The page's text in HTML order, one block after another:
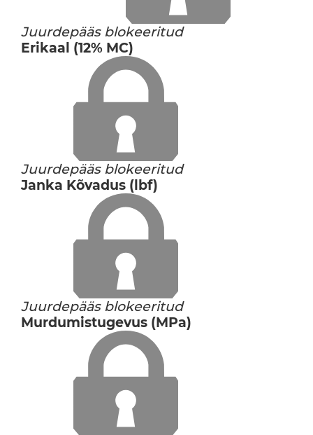
Juurdepääs blokeeritud
Erikaal (12% MC)
Juurdepääs blokeeritud
Janka Kõvadus (lbf)
Juurdepääs blokeeritud
Murdumistugevus (MPa)